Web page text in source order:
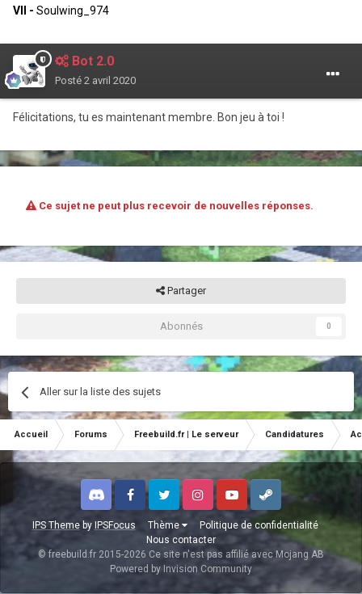
VII - Soulwing_974
Bot 2.0
Posté 2 avril 2020
Félicitations, tu es maintenant membre. Bon jeu à toi !
Ce sujet ne peut plus recevoir de nouvelles réponses.
Partager
Abonnés 0
Aller sur la liste des sujets
Accueil Forums Freebuild.fr | Le serveur Candidatures
IPS Themeby IPSFocus Thème
Politique de confidentialité
Nous contacter
Discord FacebookTwitter InstagramYoutubeSteam
© freebuild.fr 2015-2026 Ce site n'est pas affilié avec Mojang AB
Powered by Invision Community